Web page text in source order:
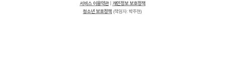
서비스 이용약관| 개인정보 보호정책
청소년 보호정책 (책임자: 박주현)